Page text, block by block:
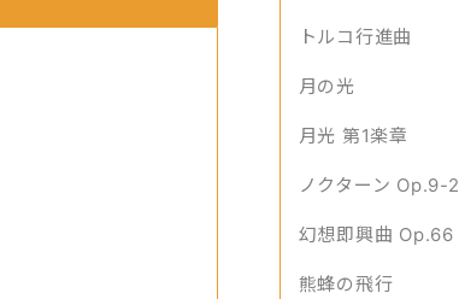
トルコ行進曲
月の光
月光 第1楽章
ノクターン Op.9-2
幻想即興曲 Op.66
熊蜂の飛行